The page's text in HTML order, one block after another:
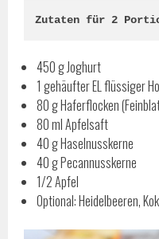
Zutaten für 2
450 g Joghurt
1 gehäufter EL flüssiger
80 g Haferflocken
80 ml Apfelsaft
40 g Haselnusskerne
40 g Pecannusskerne
1/2 Apfel
Optional: Heidelbeeren,